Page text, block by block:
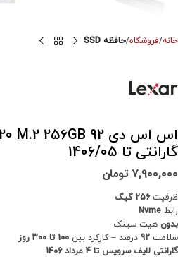
خانه فروشگاه حافظه SSD
گارانتی تا 1406/05
۷,۹۰۰,۰۰۰ تومان
ظرفیت256 گیگ
رابط Nvme
بدون هیت سینک
سلامت 92 درصد – کارکرد بین
گارانتی لایف سرویس تا 4 مرداد 1406